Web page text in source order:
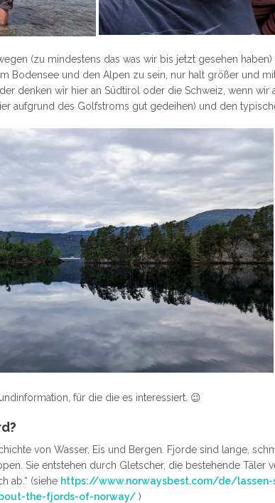
(zu mindestens das was wir bis jetzt gesehen
Bodensee und den Alpen zu sein, nur halt größer und
denken wir hier an Südtirol oder die Schweiz, wenn wir
aufgrund des Golfstroms gut gedeihen) und den
für die die es interessiert. 😉
von Wasser, Eis und Bergen. Fjorde sind lange,
Sie entstehen durch Gletscher, die bestehende Täler
ab.“ (siehe https://www.norwaysbest.com/de/
the-fjords-of-norway/ )